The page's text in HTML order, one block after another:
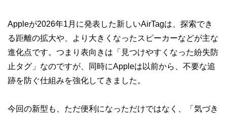
Appleが2026年1月に発表した新しいAirTagは、探索でき
る距離の拡大や、より大きくなったスピーカーなどが主な
進化点です。つまり表向きは「見つけやすくなった紛失防
止タグ」なのですが、同時にAppleは以前から、不要な追
跡を防ぐ仕組みを強化してきました。
今回の新型も、ただ便利になっただけではなく、「気づき